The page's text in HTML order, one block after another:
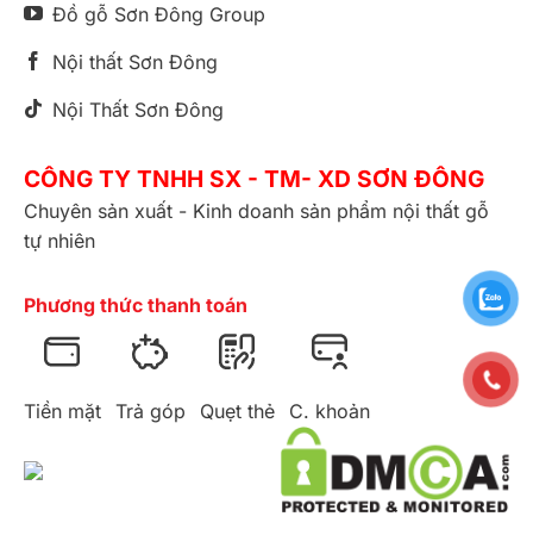
Đồ gỗ Sơn Đông Group
Nội thất Sơn Đông
Nội Thất Sơn Đông
CÔNG TY TNHH SX - TM- XD SƠN ĐÔNG
Chuyên sản xuất - Kinh doanh sản phẩm nội thất gỗ
tự nhiên
Phương thức thanh toán
Tiền mặt Trả góp Quẹt thẻ C. khoản